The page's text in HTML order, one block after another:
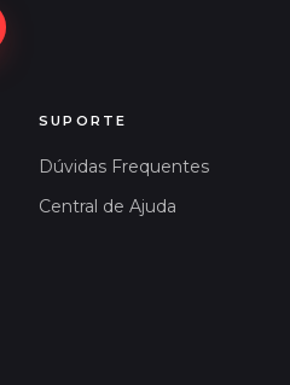
SUPORTE
Dúvidas Frequentes
Central de Ajuda